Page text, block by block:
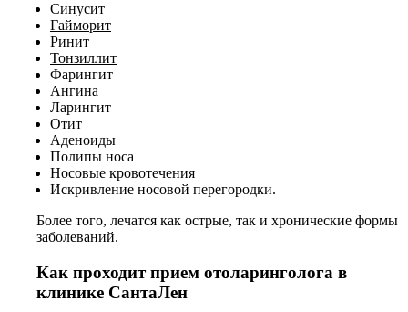
Синусит
Гайморит
Ринит
Тонзиллит
Фарингит
Ангина
Ларингит
Отит
Аденоиды
Полипы носа
Носовые кровотечения
Искривление носовой перегородки.
Более того, лечатся как острые, так и хронические формы
заболеваний.
Как проходит прием отоларинголога в
клинике СантаЛен